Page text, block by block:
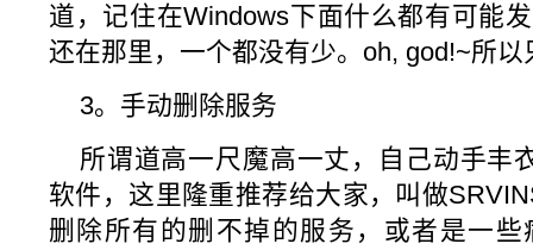
道，记住在Windows下面什么都有可能
还在那里，一个都没有少。oh, god!~所
3。手动删除服务
所谓道高一尺魔高一丈，自己动手丰
软件，这里隆重推荐给大家，叫做
删除所有的删不掉的服务，或者是一